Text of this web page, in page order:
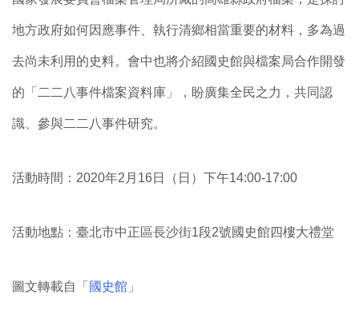
地方政府如何因應事件、執行清鄉相當重要的材料，多為過
去尚未利用的史料。會中也將介紹國史館與檔案局合作開發
的「二二八事件檔案資料庫」，盼廣集全民之力，共同認
識、參與二二八事件研究。
活動時間：2020年2月16日（日）下午14:00-17:00
活動地點：臺北市中正區長沙街1段2號國史館四樓大禮堂
圖文轉載自「 國史館 」